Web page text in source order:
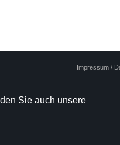
Impressum /
Sie auch unsere